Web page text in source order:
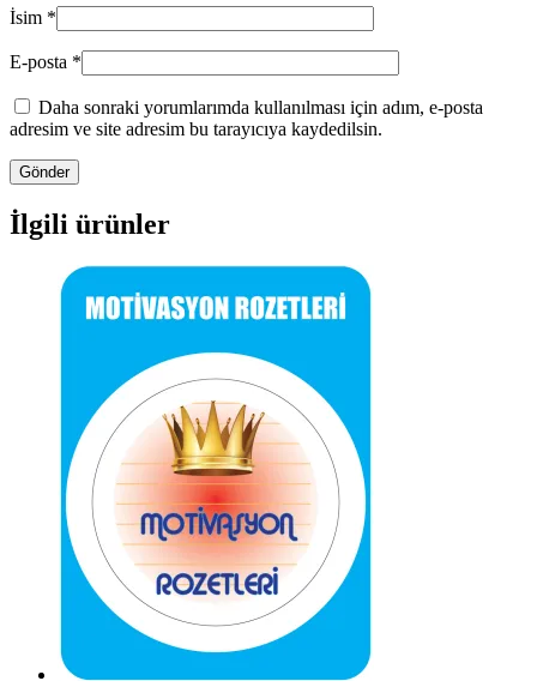
İsim *
E-posta *
Daha sonraki yorumlarımda kullanılması için adım, e-posta
adresim ve site adresim bu tarayıcıya kaydedilsin.
İlgili ürünler